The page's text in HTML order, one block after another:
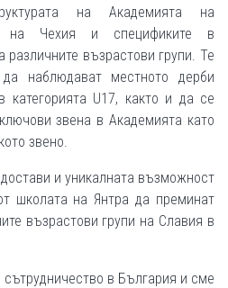
на Академията на
на Чехия и спецификите в
различните възрастови групи. Те
наблюдават местното дерби
U17, както и да се
звена в Академията като
звено.
и уникалната възможност
школата на Янтра да преминат
възрастови групи на Славия в
в България и сме